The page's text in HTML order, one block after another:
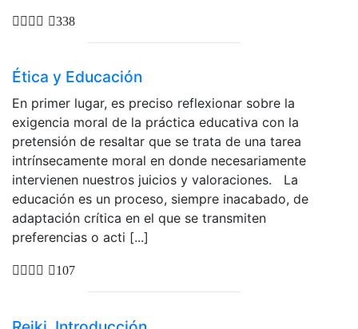
338
Ética y Educación
En primer lugar, es preciso reflexionar sobre la
exigencia moral de la práctica educativa con la
pretensión de resaltar que se trata de una tarea
intrínsecamente moral en donde necesariamente
intervienen nuestros juicios y valoraciones. La
educación es un proceso, siempre inacabado, de
adaptación crítica en el que se transmiten
preferencias o acti [...]
107